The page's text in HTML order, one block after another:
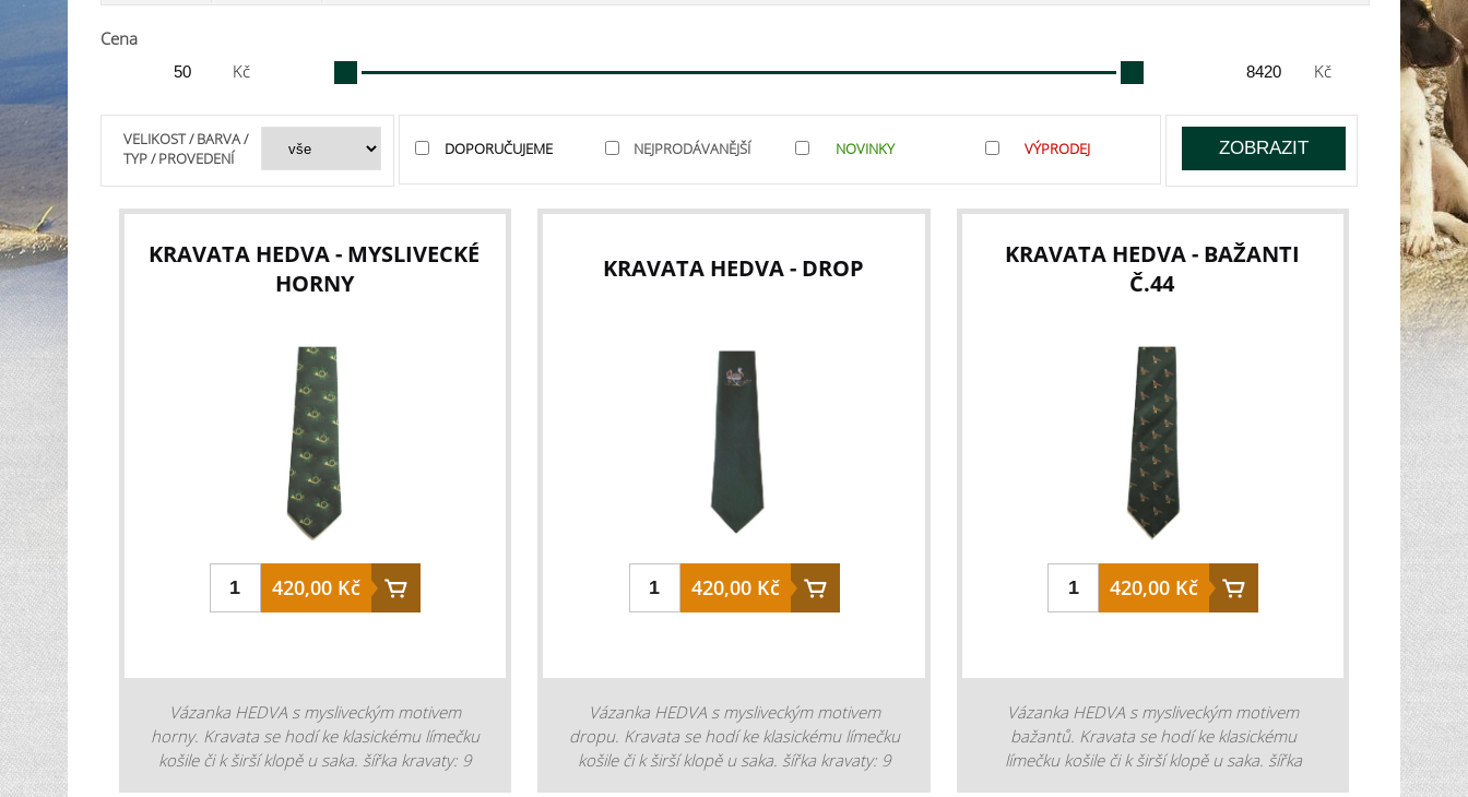
Cena
Kč
Kč
VELIKOST / BARVA /
TYP / PROVEDENÍ
DOPORUČUJEME NEJPRODÁVANĚJŠÍ NOVINKY VÝPRODEJ
KRAVATA HEDVA - MYSLIVECKÉ
HORNY
420,00 Kč
Vázanka HEDVA s mysliveckým motivem
horny. Kravata se hodí ke klasickému límečku
košile či k širší klopě u saka. šířka kravaty: 9
KRAVATA HEDVA - DROP
420,00 Kč
Vázanka HEDVA s mysliveckým motivem
dropu. Kravata se hodí ke klasickému límečku
košile či k širší klopě u saka. šířka kravaty: 9
KRAVATA HEDVA - BAŽANTI
Č.44
420,00 Kč
Vázanka HEDVA s mysliveckým motivem
bažantů. Kravata se hodí ke klasickému
límečku košile či k širší klopě u saka. šířka